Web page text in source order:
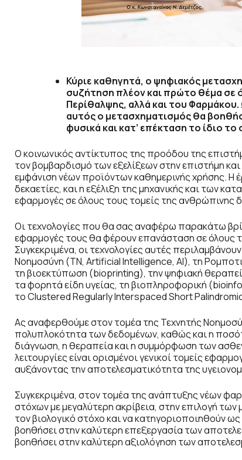
Κύριε καθηγητά, ο ψηφιακός
συζήτηση πλέον και πρώτο θέμα σε
Περίθαλψης, αλλά και του
αυτός ο μετασχηματισμός θα
φυσικά και κατ’ επέκταση το ίδιο
Ο κοινωνικός αντίκτυπος της προόδου της
τον βομβαρδισμό των εξελίξεων στην επιστήμη
εμφάνιση νέων προϊόντων καθημερινής χρήσης. Η
δεκαετίες, και η εξέλιξη της μηχανικής και των
εφαρμογές σε όλους τους τομείς της ανθρώπινης
Οι τεχνολογίες που θα σας αναφέρω παρακάτω
εφαρμογές τους θα φέρουν επανάσταση σε όλους
Συγκεκριμένα, οι τεχνολογίες αυτές
Νοημοσύνη (ΤΝ, Artificial Intelligence, AI), τη
τη βιοεκτύπωση (bioprinting), την ψηφιακή
τα φορητά είδη υγείας, τη βιοπληροφορική (
τοClustered Regularly Interspaced Short
Ας αναφερθούμε στον τομέα της Τεχνητής
πολυπλοκότητα των δεδομένων, καθώς και η
διάγνωση, η θεραπεία και η συμμόρφωση των
λειτουργίες είναι ορισμένοι γενικοί τομείς
αυξάνοντας την αποτελεσματικότητα της
Συγκεκριμένα, στον τομέα της ανάπτυξης νέων
στόχων με μεγαλύτερη ακρίβεια, στην επιλογή
τον βιολογικό στόχο και να κατηγοριοποιηθούν
βοηθήσει στην καλύτερη επεξεργασία των
βοηθήσει στην καλύτερη αξιολόγηση των